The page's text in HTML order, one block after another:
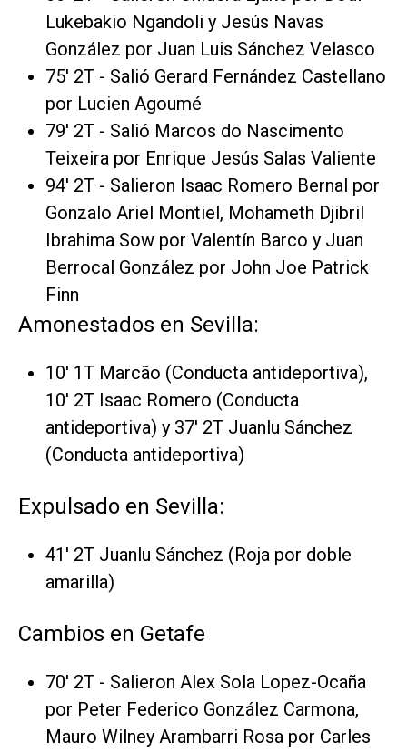
Lukebakio Ngandoli y Jesús Navas
González por Juan Luis Sánchez Velasco
75' 2T - Salió Gerard Fernández Castellano
por Lucien Agoumé
79' 2T - Salió Marcos do Nascimento
Teixeira por Enrique Jesús Salas Valiente
94' 2T - Salieron Isaac Romero Bernal por
Gonzalo Ariel Montiel, Mohameth Djibril
Ibrahima Sow por Valentín Barco y Juan
Berrocal González por John Joe Patrick
Finn
Amonestados en Sevilla:
10' 1T Marcão (Conducta antideportiva),
10' 2T Isaac Romero (Conducta
antideportiva) y 37' 2T Juanlu Sánchez
(Conducta antideportiva)
Expulsado en Sevilla:
41' 2T Juanlu Sánchez (Roja por doble
amarilla)
Cambios en Getafe
70' 2T - Salieron Alex Sola Lopez-Ocaña
por Peter Federico González Carmona,
Mauro Wilney Arambarri Rosa por Carles